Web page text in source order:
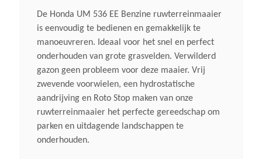
De Honda UM 536 EE Benzine ruwterreinmaaier
is eenvoudig te bedienen en gemakkelijk te
manoeuvreren. Ideaal voor het snel en perfect
onderhouden van grote grasvelden. Verwilderd
gazon geen probleem voor deze maaier. Vrij
zwevende voorwielen, een hydrostatische
aandrijving en Roto Stop maken van onze
ruwterreinmaaier het perfecte gereedschap om
parken en uitdagende landschappen te
onderhouden.
163 Cm³
Max. Motorvermogen
4,0 KW/5,5 Pk/3.600 Omw/min.
Nominaal. Motorvermogen
2,7 KW / 3,70 Pk/2.800 Omw/min.